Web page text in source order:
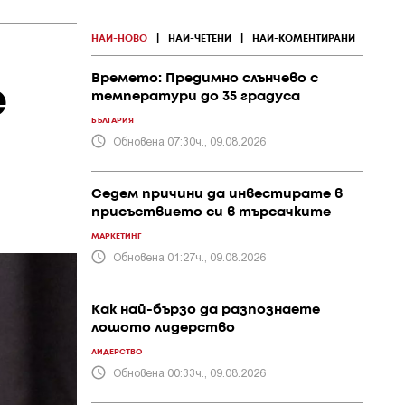
НАЙ-НОВО НАЙ-ЧЕТЕНИ НАЙ-КОМЕНТИРАНИ
Времето: Предимно слънчево с
температури до 35 градуса
БЪЛГАРИЯ
Обновена 07:30ч., 09.08.2026
Седем причини да инвестирате в
присъствието си в търсачките
МАРКЕТИНГ
Обновена 01:27ч., 09.08.2026
Как най-бързо да разпознаете
лошото лидерство
ЛИДЕРСТВО
Обновена 00:33ч., 09.08.2026